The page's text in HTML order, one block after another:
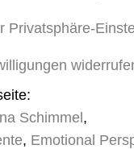
Privatsphäre-
Schimmel,
, Emotional